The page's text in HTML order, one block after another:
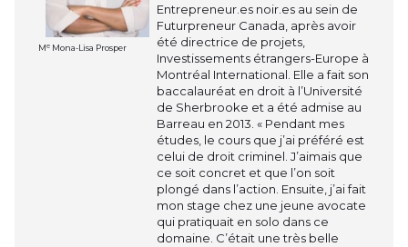
Me Mona-Lisa Prosper
Entrepreneur.es noir.es au sein de
Futurpreneur Canada, après avoir
été directrice de projets,
Investissements étrangers-Europe à
Montréal International. Elle a fait son
baccalauréat en droit à l’Université
de Sherbrooke et a été admise au
Barreau en 2013. « Pendant mes
études, le cours que j’ai préféré est
celui de droit criminel. J’aimais que
ce soit concret et que l’on soit
plongé dans l’action. Ensuite, j’ai fait
mon stage chez une jeune avocate
qui pratiquait en solo dans ce
domaine. C’était une très belle